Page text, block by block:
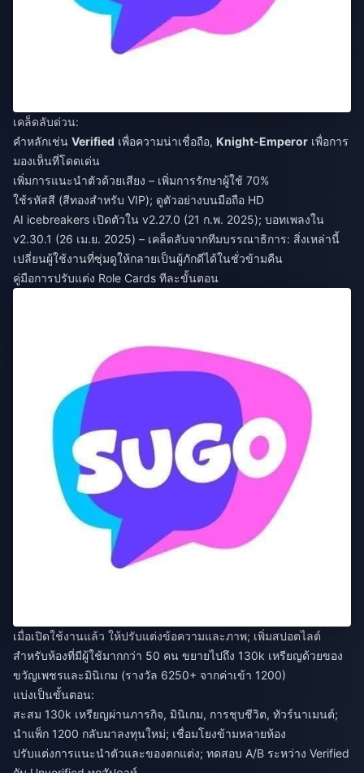
เคล็ดลับด่วน:
คำหลักเช่น Verified เพื่อความน่าเชื่อถือ, Knight-Emperor เพื่อการ
มองเห็นที่โดดเด่น
เพิ่มการแนะนำตัวด้วยเสียง – เพิ่มการรักษาผู้ใช้ 70%
ใช้รหัสสี (สีทองสำหรับ VIP); ดูตัวอย่างบนมือถือ HD
AI icebreakers เปิดตัวใน v2.27.0 (21 ก.พ. 2025); บอทเพลงใน
v2.30.1 (26 เม.ย. 2025) – เคล็ดลับจากทีมบรรณาธิการ: สิ่งเหล่านี้
เปลี่ยนผู้ใช้งานที่ซุ่มดูให้กลายเป็นผู้ภักดีได้ในชั่วข้ามคืน
คู่มือการปรับแต่ง Role Cards ทีละขั้นตอน
เมื่อเปิดใช้งานแล้ว ให้ปรับแต่งข้อความและภาพ; เพิ่มสปอตไลต์
สำหรับห้องที่มีผู้ใช้มากกว่า 50 คน ขยายไปถึง 130k เหรียญด้วยของ
ขวัญเพชรและมินิเกม (รางวัล 6250+ จากค่าเข้า 1200)
แบ่งเป็นขั้นตอน:
สะสม 130k เหรียญผ่านภารกิจ, มินิเกม, การชุบชีวิต, ทัวร์นาเมนต์;
นำแพ็ก 1200 กลับมาลงทุนใหม่; เชื่อมโยงข้ามหลายห้อง
ปรับแต่งการแนะนำตัวและของตกแต่ง; ทดสอบ A/B ระหว่าง Verified